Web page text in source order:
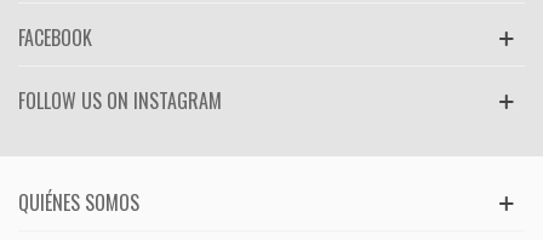
FACEBOOK
FOLLOW US ON INSTAGRAM
QUIÉNES SOMOS